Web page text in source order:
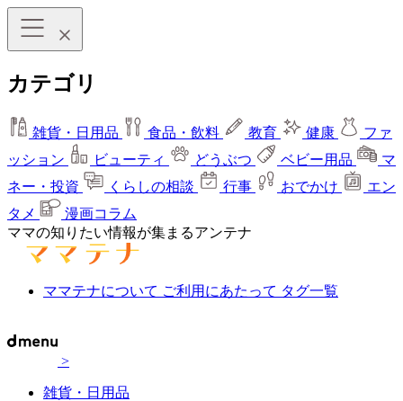
カテゴリ
雑貨・日用品 食品・飲料 教育 健康
ファ
ッション
ビューティ どうぶつ ベビー用品
マ
ネー・投資
くらしの相談 行事 おでかけ
エン
タメ
漫画コラム
ママの知りたい情報が集まるアンテナ
ママテナについて ご利用にあたって タグ一覧
>
雑貨・日用品